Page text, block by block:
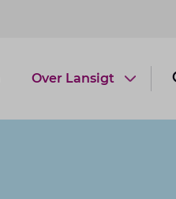
Over Lansigt